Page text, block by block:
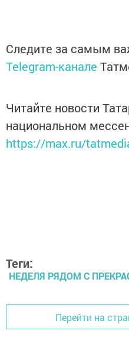
Следите за самым
Telegram-канале
Читайте новости
национальном
https://max.ru/
Теги:
НЕДЕЛЯ РЯДОМ С
Перейти на